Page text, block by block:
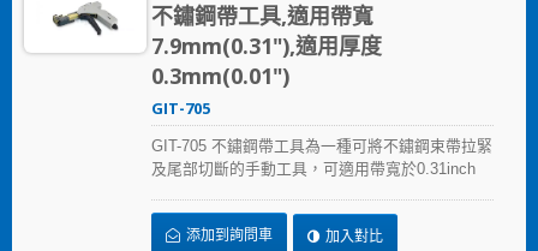
不鏽鋼帶工具,適用帶寬
7.9mm(0.31"),適用厚度
0.3mm(0.01")
GIT-705
GIT-705 不鏽鋼帶工具為一種可將不鏽鋼束帶拉緊
及尾部切斷的手動工具，可適用帶寬於0.31inch
次使用仍維持一致的強度。
添加到詢問車 加入對比